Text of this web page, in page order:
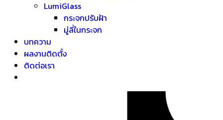
LumiGlass
กระจกปรับฝ้า
มู่ลี่ในกระจก
บทความ
ผลงานติดตั้ง
ติดต่อเรา